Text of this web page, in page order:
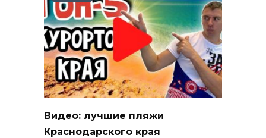
Видео: лучшие пляжи
Краснодарского края